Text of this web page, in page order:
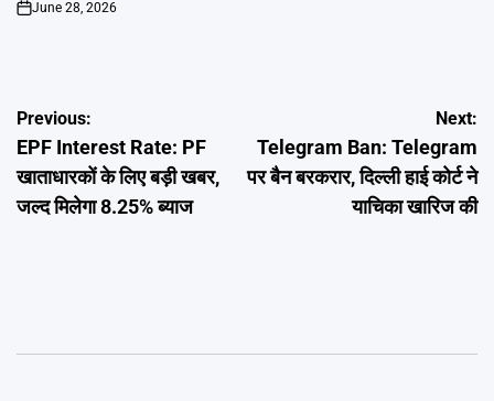
on
June 28, 2026
Post
navigation
Previous:
EPF Interest Rate: PF
खाताधारकों के लिए बड़ी खबर,
जल्द मिलेगा 8.25% ब्याज
Next:
Telegram Ban: Telegram
पर बैन बरकरार, दिल्ली हाई कोर्ट ने
याचिका खारिज की